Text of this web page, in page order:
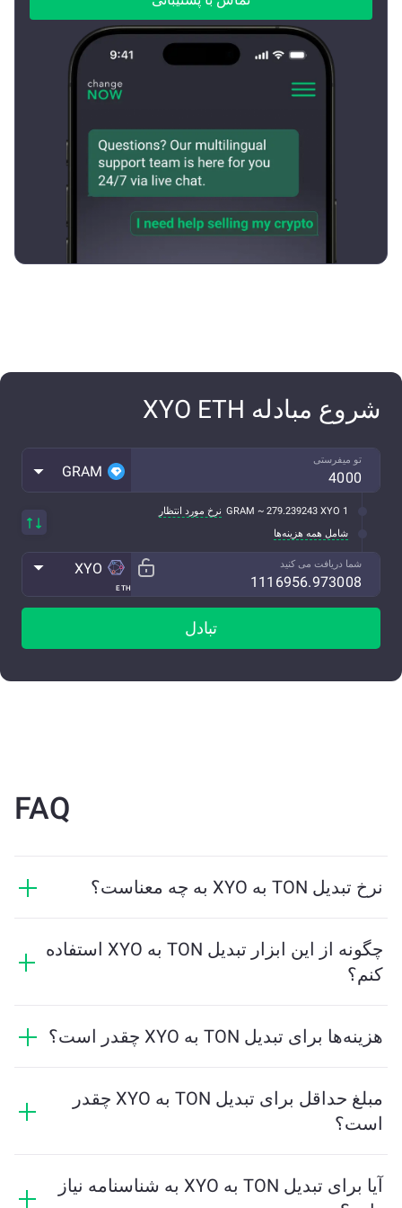
شروع مبادله XYO ETH
تو میفرستی
GRAM
1 GRAM ~ 279.239243 XYO
نرخ مورد انتظار
شامل همه هزینه‌ها
شما دریافت می کنید
ETH
XYO
تبادل
FAQ
نرخ تبدیل TON به XYO به چه معناست؟
دریافت خواهید کرد. این نرخ براساس شرایط بازار، عرضه و
تقاضا، و نقدینگی تغییر می‌کند.
چگونه از این ابزار تبدیل TON به XYO استفاده
کنم؟
ابزار مقدار تخمینی XYO دریافتی را محاسبه خواهد کرد.
هزینه‌ها برای تبدیل TON به XYO چقدر است؟
متفاوت است. ChangeNOW نرخ‌های رقابتی را بدون
هزینه‌های پنهان ارائه می‌دهد، و مبلغ نهایی قبل از تایید
مبلغ حداقل برای تبدیل TON به XYO چقدر
است؟
پلتفرم به‌طور خودکار حداقل مبلغ مورد نیاز برای تضمین
انجام تراکنش روان را محاسبه می‌کند. اما در بیشتر موارد،
آیا برای تبدیل TON به XYO به شناسنامه نیاز